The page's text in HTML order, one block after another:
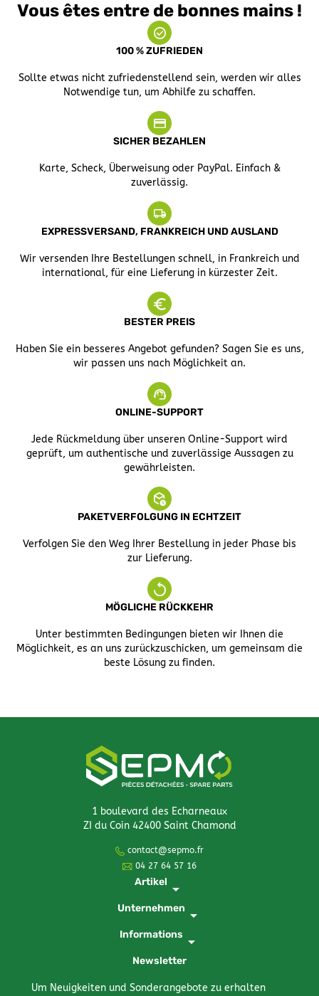
Vous êtes entre de bonnes mains !
100 % ZUFRIEDEN
Sollte etwas nicht zufriedenstellend sein, werden wir alles
Notwendige tun, um Abhilfe zu schaffen.
SICHER BEZAHLEN
Karte, Scheck, Überweisung oder PayPal. Einfach &
zuverlässig.
EXPRESSVERSAND, FRANKREICH UND AUSLAND
Wir versenden Ihre Bestellungen schnell, in Frankreich und
international, für eine Lieferung in kürzester Zeit.
BESTER PREIS
Haben Sie ein besseres Angebot gefunden? Sagen Sie es uns,
wir passen uns nach Möglichkeit an.
ONLINE-SUPPORT
Jede Rückmeldung über unseren Online-Support wird
geprüft, um authentische und zuverlässige Aussagen zu
gewährleisten.
PAKETVERFOLGUNG IN ECHTZEIT
Verfolgen Sie den Weg Ihrer Bestellung in jeder Phase bis
zur Lieferung.
MÖGLICHE RÜCKKEHR
Unter bestimmten Bedingungen bieten wir Ihnen die
Möglichkeit, es an uns zurückzuschicken, um gemeinsam die
beste Lösung zu finden.
1 boulevard des Echarneaux
ZI du Coin 42400 Saint Chamond
contact@sepmo.fr
04 27 64 57 16
Artikel arrow_drop_down
Unternehmen arrow_drop_down
Informations arrow_drop_down
Newsletter
Um Neuigkeiten und Sonderangebote zu erhalten